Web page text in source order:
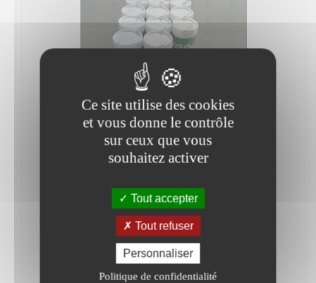
Cartouche graisse SHP 50 x 12
GRA-400-12
1 cartouche offerte !Cartouche de graisse spéciale pompes
Ce site utilise des cookies
et vous donne le contrôle
sur ceux que vous
souhaitez activer
Tout accepter
Tout refuser
Personnaliser
Politique de confidentialité